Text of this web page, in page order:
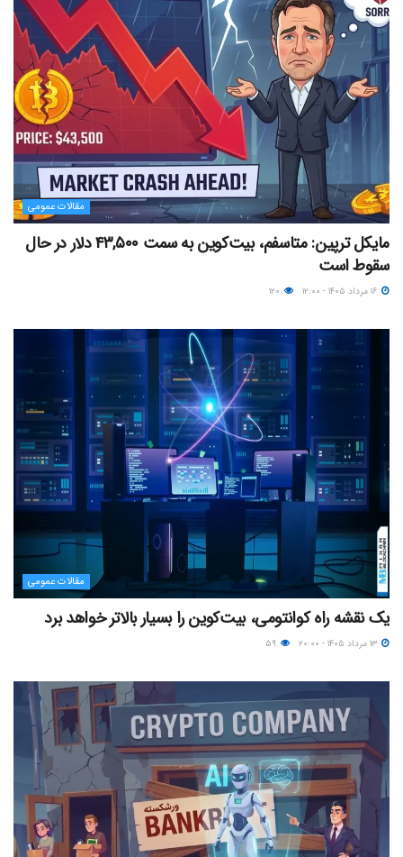
مقالات عمومی
مایکل ترپین: متاسفم، بیت‌کوین به سمت ۴۳,۵۰۰ دلار در حال
سقوط است
مقالات عمومی
یک نقشه راه کوانتومی، بیت‌کوین را بسیار بالاتر خواهد برد